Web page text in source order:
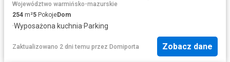
Województwo warmińsko-mazurskie
254 m²5 PokojeDom
·Wyposażona kuchnia·Parking
Zaktualizowano 2 dni temu przez Domiporta Zobacz dane